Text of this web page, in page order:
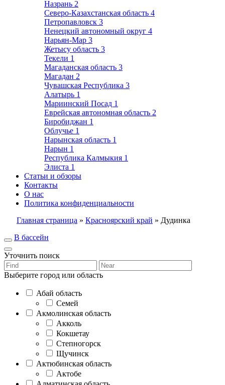
Назрань 2
Северо-Казахстанская область 4
Петропавловск 3
Ненецкий автономный округ 4
Нарьян-Мар 3
Жетысу область 3
Текели 1
Магаданская область 3
Магадан 2
Чувашская Республика 3
Алатырь 1
Мариинский Посад 1
Еврейская автономная область 2
Биробиджан 1
Облучье 1
Нарынская область 1
Нарын 1
Республика Калмыкия 1
Элиста 1
Статьи и обзоры
Контакты
О нас
Политика конфиденциальности
Главная страница » Красноярский край » Дудинка
В бассейн
Уточнить поиск
Выберите город или область
Абай область
Семей
Акмолинская область
Акколь
Кокшетау
Степногорск
Щучинск
Актюбинская область
Актобе